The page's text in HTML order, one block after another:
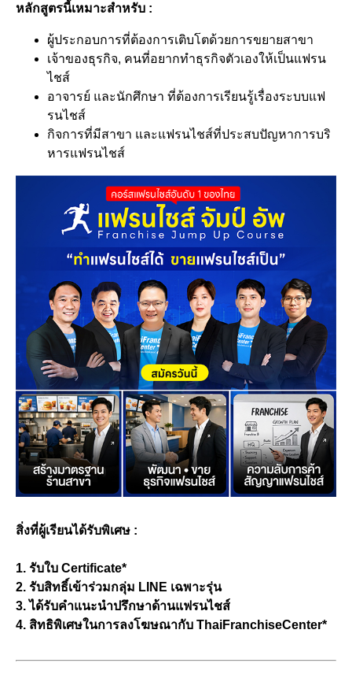
หลักสูตรนี้เหมาะสำหรับ :
ผู้ประกอบการที่ต้องการเติบโตด้วยการขยายสาขา
เจ้าของธุรกิจ, คนที่อยากทำธุรกิจตัวเองให้เป็นแฟรน
ไชส์
อาจารย์ และนักศึกษา ที่ต้องการเรียนรู้เรื่องระบบแฟ
รนไชส์
กิจการที่มีสาขา และแฟรนไชส์ที่ประสบปัญหาการบริ
หารแฟรนไชส์
สิ่งที่ผู้เรียนได้รับพิเศษ :
1. รับใบ Certificate*
2. รับสิทธิ์เข้าร่วมกลุ่ม LINE เฉพาะรุ่น
3. ได้รับคำแนะนำปรึกษาด้านแฟรนไชส์
4. สิทธิพิเศษในการลงโฆษณากับ ThaiFranchiseCenter*